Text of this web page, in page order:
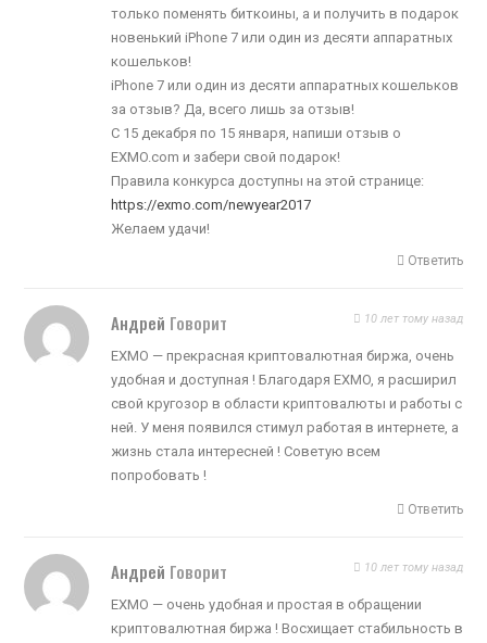
только поменять биткоины, а и получить в подарок
новенький iPhone 7 или один из десяти аппаратных
кошельков!
iPhone 7 или один из десяти аппаратных кошельков
за отзыв? Да, всего лишь за отзыв!
С 15 декабря по 15 января, напиши отзыв о
EXMO.com и забери свой подарок!
Правила конкурса доступны на этой странице:
https://exmo.com/newyear2017
Желаем удачи!
Ответить
Андрей Говорит 10 лет тому назад
EXMO — прекрасная криптовалютная биржа, очень
удобная и доступная ! Благодаря EXMO, я расширил
свой кругозор в области криптовалюты и работы с
ней. У меня появился стимул работая в интернете, а
жизнь стала интересней ! Советую всем
попробовать !
Ответить
Андрей Говорит 10 лет тому назад
EXMO — очень удобная и простая в обращении
криптовалютная биржа ! Восхищает стабильность в